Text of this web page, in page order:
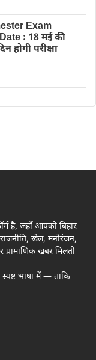
Exam
: 18 मई की
होगी परीक्षा
है, जहाँ आपको बिहार
राजनीति, खेल, मनोरंजन,
खबर मिलती
भाषा में — ताकि